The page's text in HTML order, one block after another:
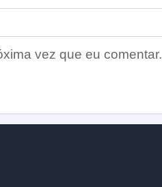
vez que eu comentar.